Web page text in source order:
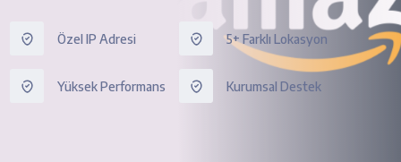
Özel IP Adresi
Yüksek Performans
5+ Farklı Lokasyon
Kurumsal Destek